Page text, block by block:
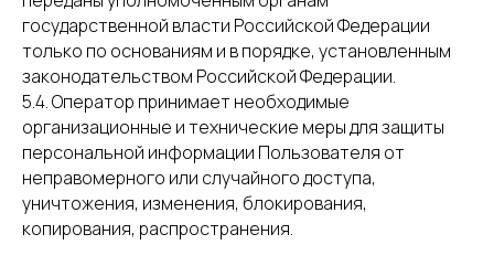
государственной власти Российской Федерации
только по основаниям и в порядке, установленным
законодательством Российской Федерации.
5.4. Оператор принимает необходимые
организационные и технические меры для защиты
персональной информации Пользователя от
неправомерного или случайного доступа,
уничтожения, изменения, блокирования,
копирования, распространения.